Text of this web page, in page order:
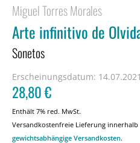
Miguel Torres Morales
Arte infinitivo de
Sonetos
Erscheinungsdatum:
28,80€
Enthält 7% red. MwSt.
Versandkostenfreie Lieferung
gewichtsabhängige Versandkosten.